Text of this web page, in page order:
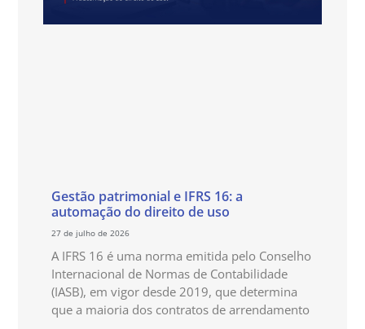
Gestão patrimonial e IFRS 16: a
automação do direito de uso
27 de julho de 2026
A IFRS 16 é uma norma emitida pelo Conselho
Internacional de Normas de Contabilidade
(IASB), em vigor desde 2019, que determina
que a maioria dos contratos de arrendamento